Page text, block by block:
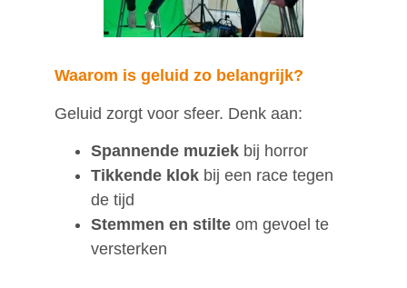
Waarom is geluid zo belangrijk?
Geluid zorgt voor sfeer. Denk aan:
Spannende muziek bij horror
Tikkende klok bij een race tegen
de tijd
Stemmen en stilte om gevoel te
versterken